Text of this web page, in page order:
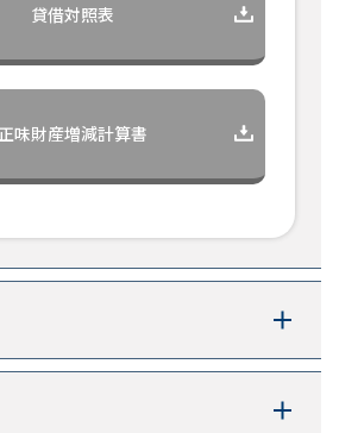
貸借対照表
正味財産増減計算書